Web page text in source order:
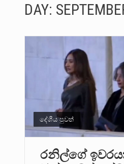
DAY:
දේශීය පුවත්
රනිල්ගේ